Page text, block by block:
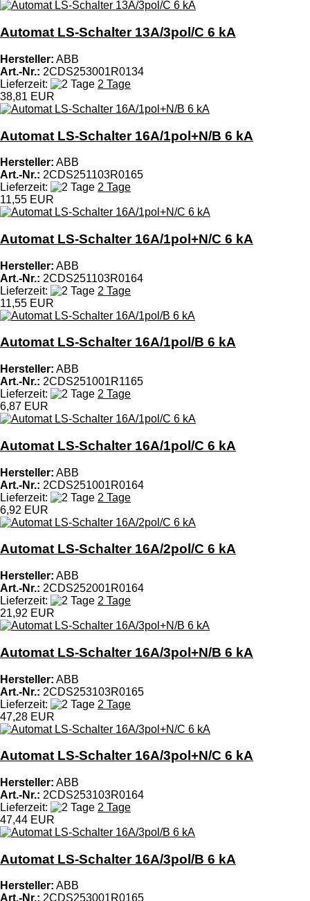
Automat LS-Schalter 13A/3pol/C 6 kA
Hersteller: ABB
Art.-Nr.: 2CDS253001R0134
Lieferzeit:
2 Tage
38,81 EUR
Automat LS-Schalter 16A/1pol+N/B 6 kA
Hersteller: ABB
Art.-Nr.: 2CDS251103R0165
Lieferzeit:
2 Tage
11,55 EUR
Automat LS-Schalter 16A/1pol+N/C 6 kA
Hersteller: ABB
Art.-Nr.: 2CDS251103R0164
Lieferzeit:
2 Tage
11,55 EUR
Automat LS-Schalter 16A/1pol/B 6 kA
Hersteller: ABB
Art.-Nr.: 2CDS251001R1165
Lieferzeit:
2 Tage
6,87 EUR
Automat LS-Schalter 16A/1pol/C 6 kA
Hersteller: ABB
Art.-Nr.: 2CDS251001R0164
Lieferzeit:
2 Tage
6,92 EUR
Automat LS-Schalter 16A/2pol/C 6 kA
Hersteller: ABB
Art.-Nr.: 2CDS252001R0164
Lieferzeit:
2 Tage
21,92 EUR
Automat LS-Schalter 16A/3pol+N/B 6 kA
Hersteller: ABB
Art.-Nr.: 2CDS253103R0165
Lieferzeit:
2 Tage
47,28 EUR
Automat LS-Schalter 16A/3pol+N/C 6 kA
Hersteller: ABB
Art.-Nr.: 2CDS253103R0164
Lieferzeit:
2 Tage
47,44 EUR
Automat LS-Schalter 16A/3pol/B 6 kA
Hersteller: ABB
Art.-Nr.: 2CDS253001R0165